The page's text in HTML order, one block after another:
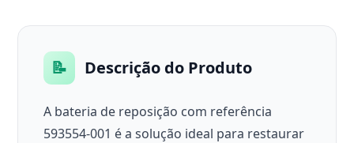
📝 Descrição do Produto
A bateria de reposição com referência
593554-001 é a solução ideal para restaurar